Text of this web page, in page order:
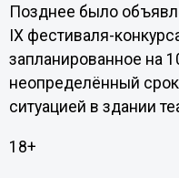
Позднее было
IX фестиваля-
запланированное на
неопределённый
ситуацией в здании
18+